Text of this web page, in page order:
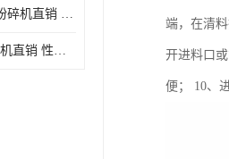
震龙PC-500强力粉碎机直销 性价比高
塑料300强力粉碎机直销 性价比高
端，在清
开进料口
便； 10、